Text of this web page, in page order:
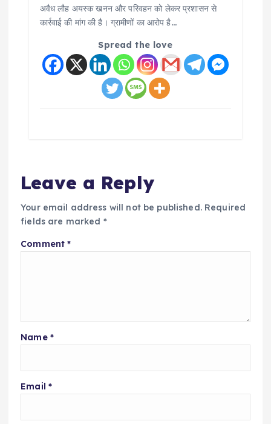
अवैध लौह अयस्क खनन और परिवहन को लेकर प्रशासन से
कार्रवाई की मांग की है। ग्रामीणों का आरोप है…
Spread the love
Leave a Reply
Your email address will not be published. Required
fields are marked *
Comment*
Name *
Email *